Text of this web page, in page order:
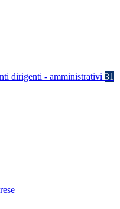
dirigenti - amministrativi 31